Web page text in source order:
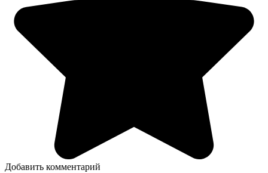
Добавить комментарий